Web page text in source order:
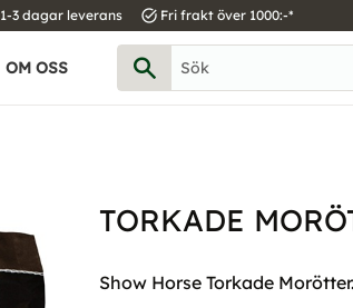
1-3 dagar leverans task_alt Fri frakt över 1000:-*
OM OSS
TORKADE
Show Horse Torkade